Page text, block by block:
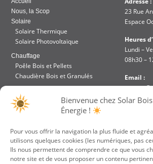
Bienvenue chez Solar Bois
Énergie !
Pour vous offrir la navigation la plus fluide et
utilisons quelques cookies (les numériques, pas
Ils nous permettent de comprendre ce que vous
notre site et de vous proposer un contenu
Nous, la Scop
Solaire
Solaire Thermique
Solaire Photovoltaïque
Chauffage
Poêle Bois et Pellets
Chaudière Bois et Granulés
Aides et Financements
Accès intranet
23 Rue
Espace
Heures
Lundi –
08h30 –
Email :
JE PARRAINE UN
AMI